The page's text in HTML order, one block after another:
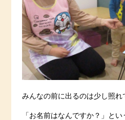
みんなの前に出るのは少し照れ
「お名前はなんですか？」と